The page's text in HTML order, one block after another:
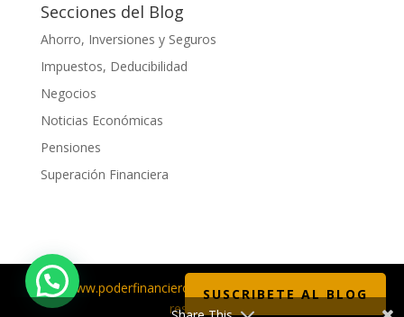
Secciones del Blog
Ahorro, Inversiones y Seguros
Impuestos, Deducibilidad
Negocios
Noticias Económicas
Pensiones
Superación Financiera
www.poderfinanciero.mx copyright© derechos
reservados
SUSCRIBETE AL BLOG